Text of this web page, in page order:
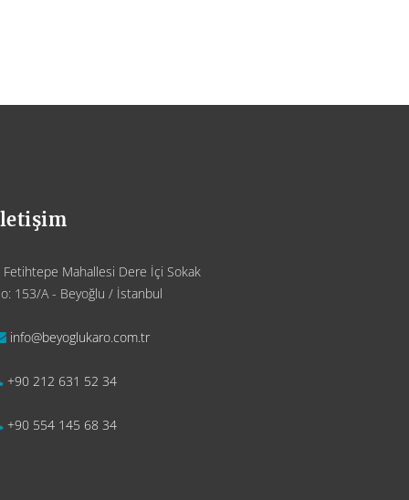
Fetihtepe Mahallesi Dere İçi Sokak
153/A - Beyoğlu / İstanbul
info@beyoglukaro.com.tr
+90 212 631 52 34
+90 554 145 68 34